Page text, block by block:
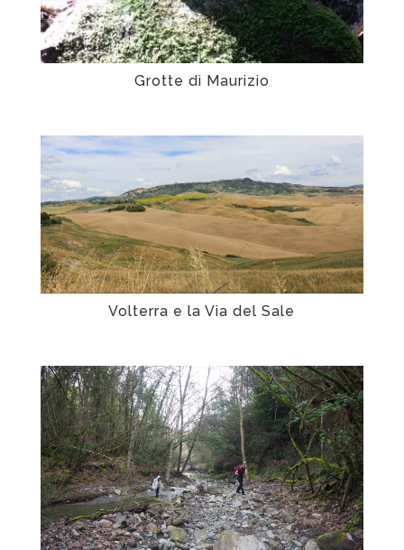
Grotte di Maurizio
Volterra e la Via del Sale